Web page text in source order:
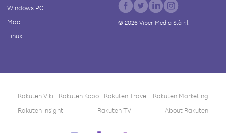
Windows PC
Mac
Linux
© 2026Viber Media S.à r.l.
Rakuten Viki Rakuten Kobo Rakuten Travel
Rakuten Marketing
Rakuten Insight
Rakuten TV About Rakuten